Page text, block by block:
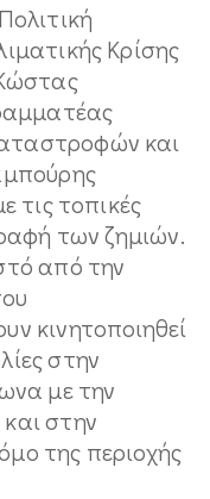
Κρίσης
και
τις τοπικές
των ζημιών.
από την
κινητοποιηθεί
στην
με την
στην
της περιοχής